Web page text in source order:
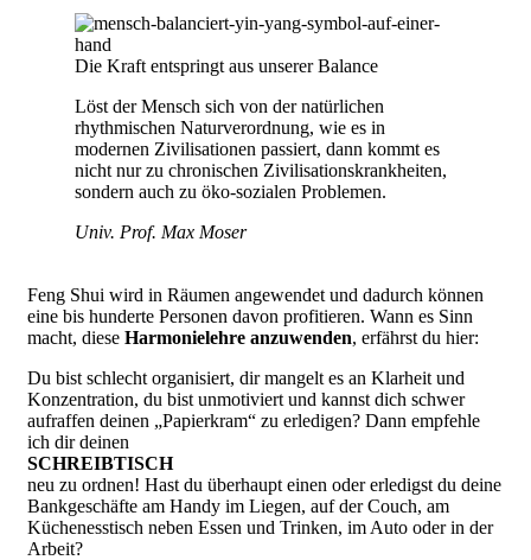
Die Kraft entspringt aus unserer Balance
Löst der Mensch sich von der natürlichen
rhythmischen Naturverordnung, wie es in
modernen Zivilisationen passiert, dann kommt es
nicht nur zu chronischen Zivilisationskrankheiten,
sondern auch zu öko-sozialen Problemen.
Univ. Prof. Max Moser
Feng Shui wird in Räumen angewendet und dadurch können
eine bis hunderte Personen davon profitieren. Wann es Sinn
macht, diese Harmonielehre anzuwenden, erfährst du hier:
Du bist schlecht organisiert, dir mangelt es an Klarheit und
Konzentration, du bist unmotiviert und kannst dich schwer
aufraffen deinen „Papierkram“ zu erledigen? Dann empfehle
ich dir deinen
SCHREIBTISCH
neu zu ordnen! Hast du überhaupt einen oder erledigst du deine
Bankgeschäfte am Handy im Liegen, auf der Couch, am
Küchenesstisch neben Essen und Trinken, im Auto oder in der
Arbeit?